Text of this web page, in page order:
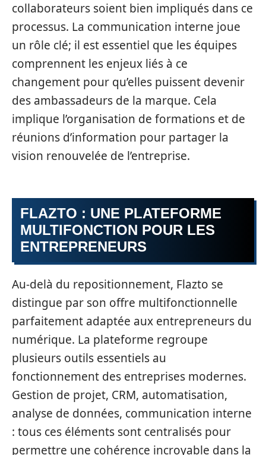
collaborateurs soient bien impliqués dans ce
processus. La communication interne joue
un rôle clé; il est essentiel que les équipes
comprennent les enjeux liés à ce
changement pour qu’elles puissent devenir
des ambassadeurs de la marque. Cela
implique l’organisation de formations et de
réunions d’information pour partager la
vision renouvelée de l’entreprise.
FLAZTO : UNE PLATEFORME
MULTIFONCTION POUR LES
ENTREPRENEURS
Au-delà du repositionnement, Flazto se
distingue par son offre multifonctionnelle
parfaitement adaptée aux entrepreneurs du
numérique. La plateforme regroupe
plusieurs outils essentiels au
fonctionnement des entreprises modernes.
Gestion de projet, CRM, automatisation,
analyse de données, communication interne
: tous ces éléments sont centralisés pour
permettre une cohérence incroyable dans la